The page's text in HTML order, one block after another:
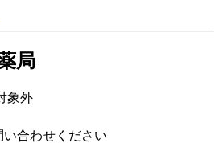
局
象外
合わせください